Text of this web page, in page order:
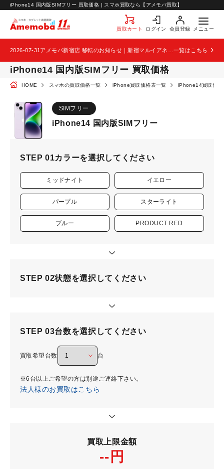
iPhone14 国内版SIMフリー 買取価格 | スマホ買取なら【アメモバ買取】
買取カート ログイン 会員登録 メニュー
お知らせ
お問い合わせ
2026-07-31 一覧はこちら
iPhone14 国内版SIMフリー 買取価格
HOME スマホの買取価格一覧 iPhone買取価格表一覧 iPhone14買取価格
SIMフリー
iPhone14 国内版SIMフリー
STEP 01カラーを選択してください
ミッドナイト イエロー
パープル スターライト
ブルー PRODUCT RED
STEP 02状態を選択してください
STEP 03台数を選択してください
買取希望台数 台
※6台以上ご希望の方は別途ご連絡下さい。
法人様のお買取はこちら
買取上限金額
--円